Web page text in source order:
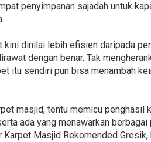
penyimpanan sajadah untuk
dinilai lebih efisien daripada
dengan benar. Tak
itu sendiri pun bisa menambah
masjid, tentu memicu
ada yang menawarkan
Masjid Rekomended